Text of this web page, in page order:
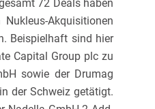
72 Deals haben
Akquisitionen
Beispielhaft sind hier
Capital Group plc zu
sowie der Drumag
der Schweiz getätigt.